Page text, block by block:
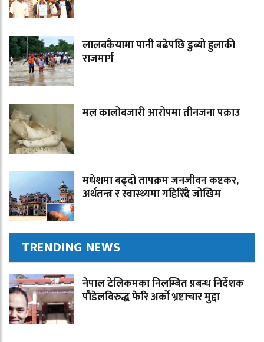
लालबकैयामा पानी बढेपछि डुब्यो हुलाकी
राजमार्ग
मल कालोबजारी आरोपमा तीनजना पक्राउ
मधेशमा बढ्दो तापक्रम जनजीवन कष्टकर,
अर्थतन्त्र र स्वास्थ्यमा गहिरिँदै जोखिम
TRENDING NEWS
नेपाल टेलिकमका निलम्बित प्रबन्ध निर्देशक
पौडेलविरुद्ध फेरि अर्को भ्रष्टाचार मुद्दा